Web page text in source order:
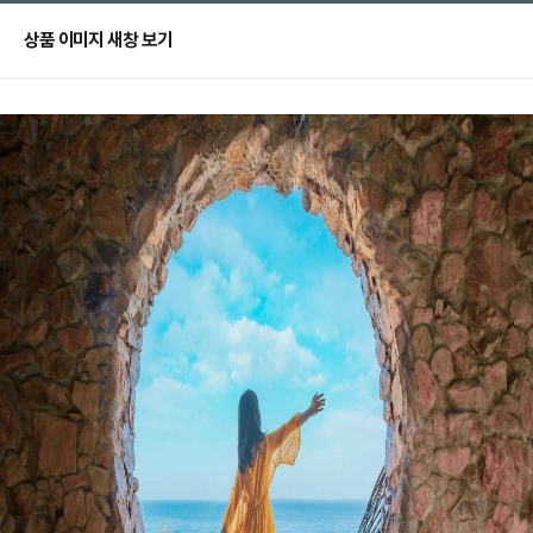
상품 이미지 새창 보기